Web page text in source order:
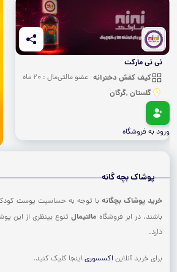
نی نی مارکت
کیف کفش دخترانه
گلستان ,گرگان
عضو مالتی‌مال : 20 ماه
ورود به فروشگاه
پوشاک بچه گانه
خرید پوشاک بچگانه با توجه به حساسیت پوست
باشند. در ابر فروشگاه مالتیمال تنوع بینظری از این
دارد.
برای خرید آنلایناکسسوری اینجا کلیک کنید.